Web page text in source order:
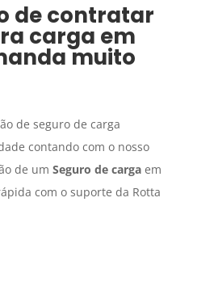
de contratar
carga em
muito
de seguro de carga
contando com o nosso
de um Seguro de cargaem
com o suporte da Rotta